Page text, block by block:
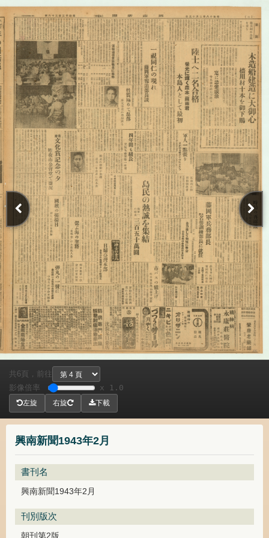
興南新聞1943年2月
書刊名
興南新聞1943年2月
刊別版次
朝刊第2版
共 6頁，
前往
影像倍率
x 1.0
左旋 右旋 下載